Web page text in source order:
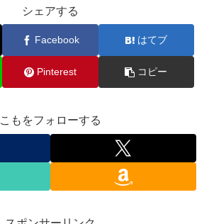
シェアする
Facebook はてブ
Pinterest コピー
こもをフォローする